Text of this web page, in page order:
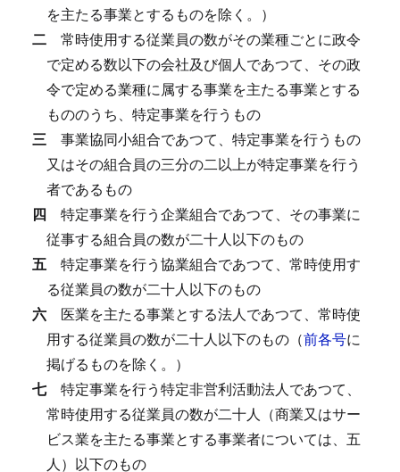
を主たる事業とするものを除く。）
二 常時使用する従業員の数がその業種ごとに政令
で定める数以下の会社及び個人であつて、その政
令で定める業種に属する事業を主たる事業とする
もののうち、特定事業を行うもの
三 事業協同小組合であつて、特定事業を行うもの
又はその組合員の三分の二以上が特定事業を行う
者であるもの
四 特定事業を行う企業組合であつて、その事業に
従事する組合員の数が二十人以下のもの
五 特定事業を行う協業組合であつて、常時使用す
る従業員の数が二十人以下のもの
六 医業を主たる事業とする法人であつて、常時使
用する従業員の数が二十人以下のもの（前各号に
掲げるものを除く。）
七 特定事業を行う特定非営利活動法人であつて、
常時使用する従業員の数が二十人（商業又はサー
ビス業を主たる事業とする事業者については、五
人）以下のもの